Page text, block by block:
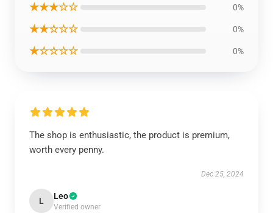
★★★☆☆ 0%
★★☆☆☆ 0%
★☆☆☆☆ 0%
The shop is enthusiastic, the product is premium,
worth every penny.
Dec 25, 2024
L Leo
Verified owner